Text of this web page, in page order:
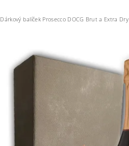
KALENDÁŘ AKCÍ WINE TOURS
Dárkový balíček Prosecco DOCG Brut a Extra Dry